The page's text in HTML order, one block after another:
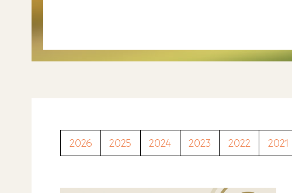
2026 2025 2024 2023 2022 2021